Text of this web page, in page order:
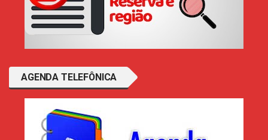
AGENDA TELEFÔNICA